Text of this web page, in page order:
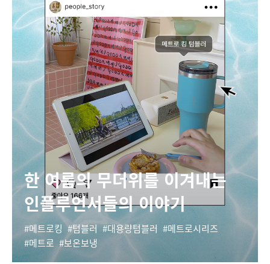
한 여름의 무더위를 이겨내는
인플루언서들의 이야기
메트로킹 텀블러 대용량텀블러
메트로시리즈
메트로
보온보냉